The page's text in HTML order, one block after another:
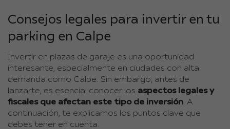
Consejos legales para invertir en tu
parking en Calpe
Invertir en plazas de garaje es una oportunidad
interesante, especialmente en ciudades con alta
demanda como Calpe. Sin embargo, antes de
lanzarte, es esencial conocer los aspectos legales y
fiscales que afectan este tipo de inversión . A
continuación, te explicamos los puntos clave que
debes tener en cuenta.